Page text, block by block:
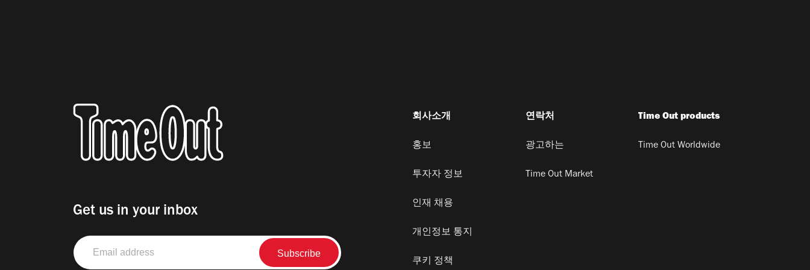
Get us in your inbox
Email
address
회사소개
홍보
투자자 정보
인재 채용
개인정보 통지
쿠키 정책
연락처
광고하는
Time Out Market
Time Out products
Time Out Worldwide